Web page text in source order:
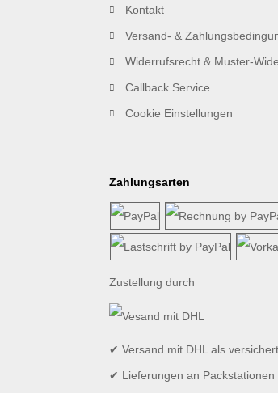
Kontakt
Versand- &
Widerrufsrecht & Muster-
Callback Service
Cookie Einstellungen
Zahlungsarten
Zustellung durch
✔ Versand mit DHL als
✔ Lieferungen an Packstationen